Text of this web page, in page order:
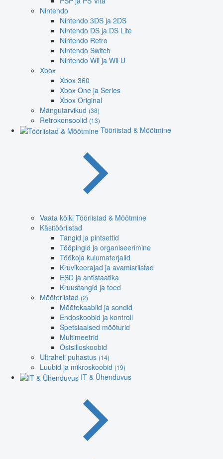
Nintendo
Nintendo 3DS ja 2DS
Nintendo DS ja DS Lite
Nintendo Retro
Nintendo Switch
Nintendo Wii ja Wii U
Xbox
Xbox 360
Xbox One ja Series
Xbox Original
Mängutarvikud (38)
Retrokonsoolid (13)
Tööriistad & Mõõtmine
Vaata kõiki Tööriistad & Mõõtmine
Käsitööriistad
Tangid ja pintsettid
Tööpingid ja organiseerimine
Töökoja kulumaterjalid
Kruvikeerajad ja avamisriistad
ESD ja antistaatika
Kruustangid ja toed
Mõõteriistad (2)
Mõõtekaablid ja sondid
Endoskoobid ja kontroll
Spetsiaalsed mõõturid
Multimeetrid
Ostsilloskoobid
Ultraheli puhastus (14)
Luubid ja mikroskoobid (19)
IT & Ühenduvus